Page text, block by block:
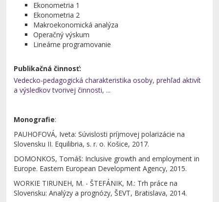
Ekonometria 1
Ekonometria 2
Makroekonomická analýza
Operačný výskum
Lineárne programovanie
Publikačná činnosť:
Vedecko-pedagogická charakteristika osoby, prehľad aktivít
a výsledkov tvorivej činnosti, ...
Monografie:
PAUHOFOVÁ, Iveta: Súvislosti príjmovej polarizácie na
Slovensku II. Equilibria, s. r. o. Košice, 2017.
DOMONKOS, Tomáš: Inclusive growth and employment in
Europe. Eastern European Development Agency, 2015.
WORKIE TIRUNEH, M. - ŠTEFÁNIK, M.: Trh práce na
Slovensku: Analýzy a prognózy, ŠEVT, Bratislava, 2014.